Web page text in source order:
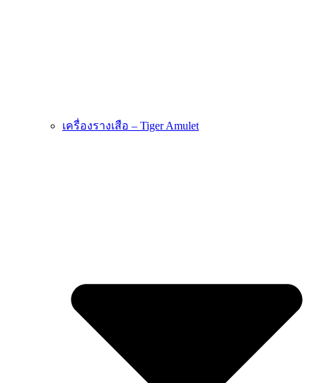
เครื่องรางเสือ – Tiger Amulet